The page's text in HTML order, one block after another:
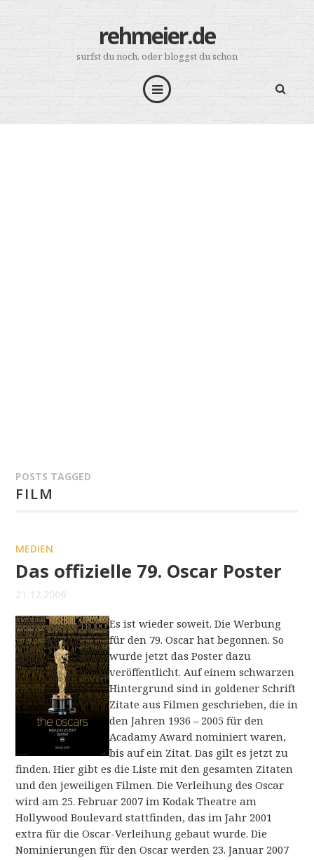
rehmeier.de
surfst du noch, oder bloggst du schon
POSTS TAGGED
FILM
MEDIEN
Das offizielle 79. Oscar Poster
21.12.2006
Es ist wieder soweit. Die Werbung
für den 79. Oscar hat begonnen. So
wurde jetzt das Poster dazu
veröffentlicht. Auf einem schwarzen
Hintergrund sind in goldener Schrift
Zitate aus Filmen geschrieben, die in
den Jahren 1936 – 2005 für den
Acadamy Award nominiert waren,
bis auf ein Zitat. Das gilt es jetzt zu
finden. Hier gibt es die Liste mit den gesamten Zitaten
und den jeweiligen Filmen. Die Verleihung des Oscar
wird am 25. Februar 2007 im Kodak Theatre am
Hollywood Boulevard stattfinden, das im Jahr 2001
extra für die Oscar-Verleihung gebaut wurde. Die
Nominierungen für den Oscar werden 23. Januar 2007